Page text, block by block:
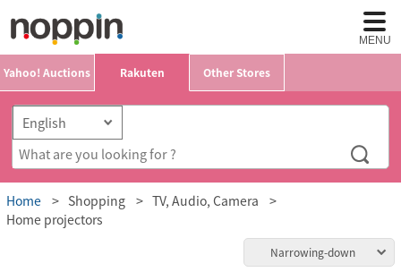
MENU
Yahoo! Auctions Rakuten Other Stores
Home Shopping
TV, Audio, Camera
Home projectors
Narrowing-down